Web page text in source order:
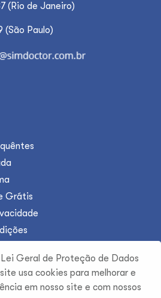
(Rio de Janeiro)
(São Paulo)
Grátis
Geral de Proteção de Dados
usa cookies para melhorar e
em nosso site e com nossos